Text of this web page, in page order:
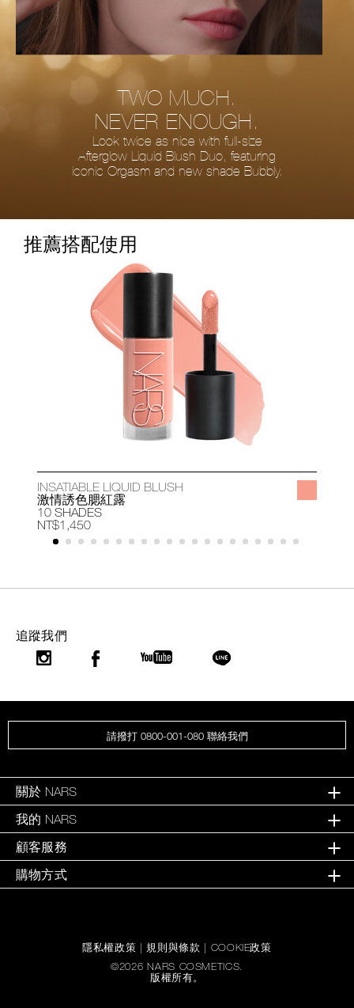
TWO MUCH.
NEVER ENOUGH.
Look twice as nice with full-size
Afterglow Liquid Blush Duo, featuring
iconic Orgasm and new shade Bubbly.
推薦搭配使用
INSATIABLE LIQUID BLUSH
激情誘色腮紅露
10 SHADES
NT$1,450
追蹤我們
請撥打 0800-001-080 聯絡我們
關於 NARS
我的 NARS
顧客服務
購物方式
隱私權政策 |規則與條款 | COOKIE政策
©2026 NARS COSMETICS.
版權所有。